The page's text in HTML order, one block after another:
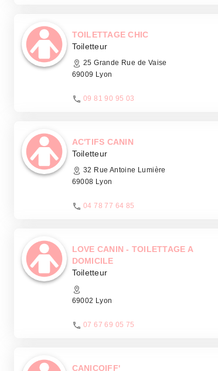
TOILETTAGE CHIC
Toiletteur
25 Grande Rue de Vaise
69009 Lyon
09 81 90 95 03
AC'TIFS CANIN
Toiletteur
32 Rue Antoine Lumière
69008 Lyon
04 78 77 64 85
LOVE CANIN - TOILETTAGE A
DOMICILE
Toiletteur
69002 Lyon
07 67 69 05 75
CANICOIFF'